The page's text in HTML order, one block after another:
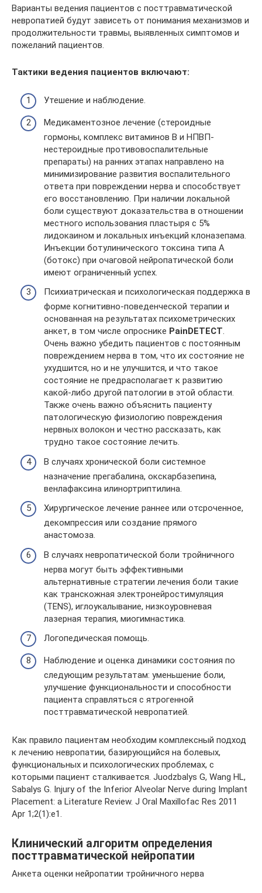
Варианты ведения пациентов с посттравматической
невропатией будут зависеть от понимания механизмов и
продолжительности травмы, выявленных симптомов и
пожеланий пациентов.
Тактики ведения пациентов включают:
Утешение и наблюдение.
Медикаментозное лечение (стероидные
гормоны, комплекс витаминов В и НПВП-
нестероидные противовоспалительные
препараты) на ранних этапах направлено на
минимизирование развития воспалительного
ответа при повреждении нерва и способствует
его восстановлению. При наличии локальной
боли существуют доказательства в отношении
местного использования пластыря с 5%
лидокаином и локальных инъекций клоназепама.
Инъекции ботулинического токсина типа A
(ботокс) при очаговой нейропатической боли
имеют ограниченный успех.
Психиатрическая и психологическая поддержка в
форме когнитивно-поведенческой терапии и
основанная на результатах психометрических
анкет, в том числе опроснике PainDETECT.
Очень важно убедить пациентов с постоянным
повреждением нерва в том, что их состояние не
ухудшится, но и не улучшится, и что такое
состояние не предрасполагает к развитию
какой-либо другой патологии в этой области.
Также очень важно объяснить пациенту
патологическую физиологию повреждения
нервных волокон и честно рассказать, как
трудно такое состояние лечить.
В случаях хронической боли системное
назначение прегабалина, окскарбазепина,
венлафаксина илинортриптилина.
Хирургическое лечение раннее или отсроченное,
декомпрессия или создание прямого
анастомоза.
В случаях невропатической боли тройничного
нерва могут быть эффективными
альтернативные стратегии лечения боли такие
как транскожная электронейростимуляция
(TENS), иглоукалывание, низкоуровневая
лазерная терапия, миогимнастика.
Логопедическая помощь.
Наблюдение и оценка динамики состояния по
следующим результатам: уменьшение боли,
улучшение функциональности и способности
пациента справляться с ятрогенной
посттравматической невропатией.
Как правило пациентам необходим комплексный подход
к лечению невропатии, базирующийся на болевых,
функциональных и психологических проблемах, с
которыми пациент сталкивается. Juodzbalys G, Wang HL,
Sabalys G. Injury of the Inferior Alveolar Nerve during Implant
Placement: a Literature Review. J Oral Maxillofac Res 2011
Apr 1;2(1):e1.
Клинический алгоритм определения
посттравматической нейропатии
Анкета оценки нейропатии тройничного нерва